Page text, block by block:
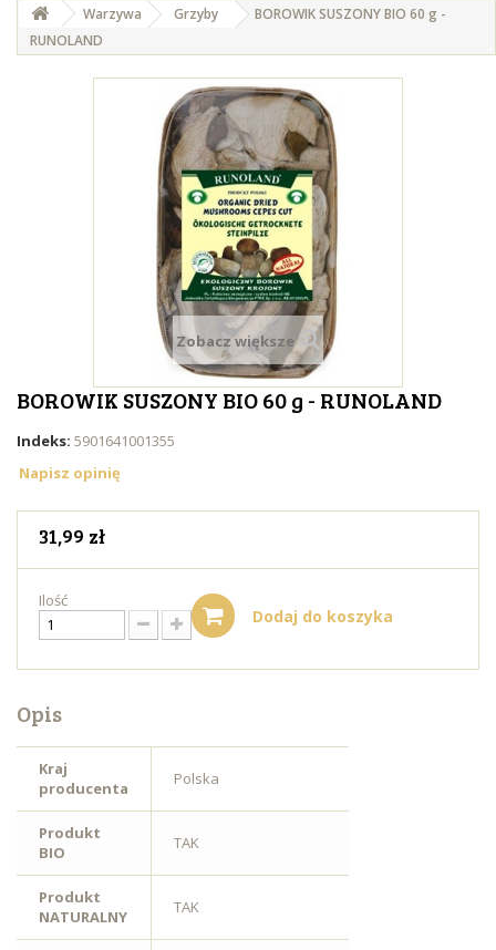
Warzywa Grzyby
BOROWIK SUSZONY BIO 60 g -
RUNOLAND
Zobacz większe
BOROWIK SUSZONY BIO 60 g - RUNOLAND
Indeks: 5901641001355
Napisz opinię
31,99 zł
Ilość
Dodaj do koszyka
Opis
Kraj
producenta
Polska
Produkt
BIO
TAK
Produkt
NATURALNY
TAK